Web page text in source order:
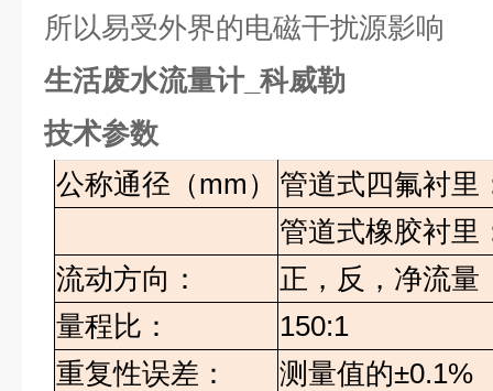
所以易受外界的电磁干扰源影响
生活废水流量计_科威勒
技术参数
公称通径（mm）
管道式四氟衬里
管道式橡胶衬里
流动方向：
正，反，净流量
量程比：
150:1
重复性误差：
测量值的±0.1%